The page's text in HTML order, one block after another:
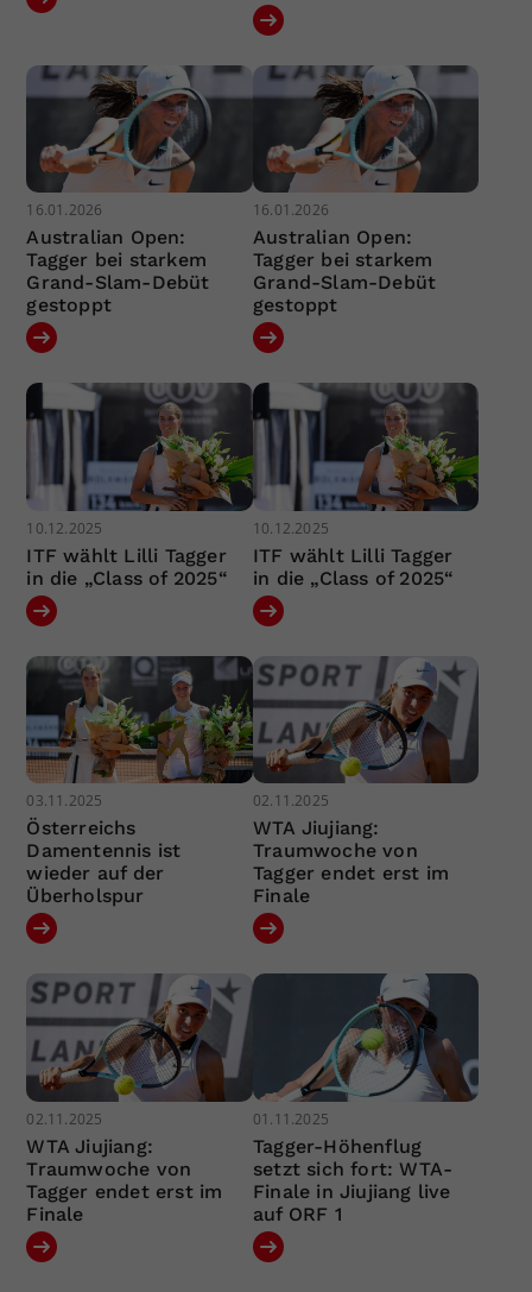
16.01.2026
Australian Open:
Tagger bei starkem
Grand-Slam-Debüt
gestoppt
16.01.2026
Australian Open:
Tagger bei starkem
Grand-Slam-Debüt
gestoppt
10.12.2025
ITF wählt Lilli Tagger
in die „Class of 2025“
10.12.2025
ITF wählt Lilli Tagger
in die „Class of 2025“
03.11.2025
Österreichs
Damentennis ist
wieder auf der
Überholspur
02.11.2025
WTA Jiujiang:
Traumwoche von
Tagger endet erst im
Finale
02.11.2025
WTA Jiujiang:
Traumwoche von
Tagger endet erst im
Finale
01.11.2025
Tagger-Höhenflug
setzt sich fort: WTA-
Finale in Jiujiang live
auf ORF 1